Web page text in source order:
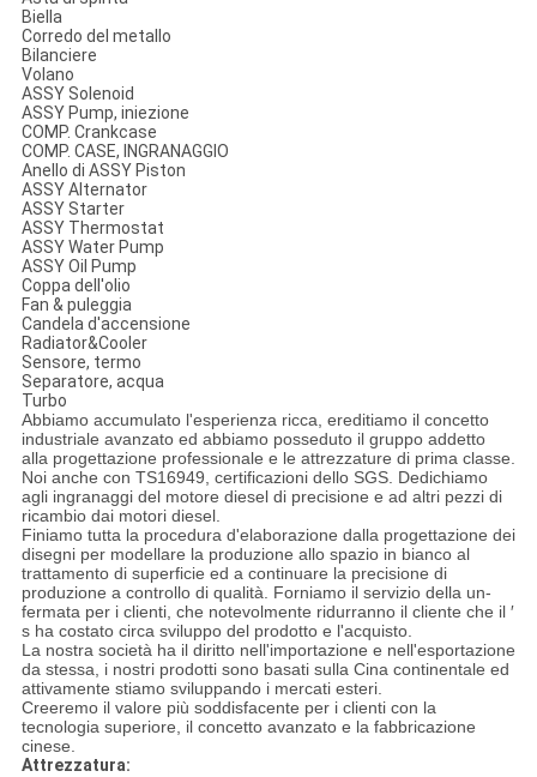
Biella
Corredo del metallo
Bilanciere
Volano
ASSY Solenoid
ASSY Pump, iniezione
COMP. Crankcase
COMP. CASE, INGRANAGGIO
Anello di ASSY Piston
ASSY Alternator
ASSY Starter
ASSY Thermostat
ASSY Water Pump
ASSY Oil Pump
Coppa dell'olio
Fan & puleggia
Candela d'accensione
Radiator&Cooler
Sensore, termo
Separatore, acqua
Turbo
Abbiamo accumulato l'esperienza ricca, ereditiamo il concetto
industriale avanzato ed abbiamo posseduto il gruppo addetto
alla progettazione professionale e le attrezzature di prima classe.
Noi anche con TS16949, certificazioni dello SGS. Dedichiamo
agli ingranaggi del motore diesel di precisione e ad altri pezzi di
ricambio dai motori diesel.
Finiamo tutta la procedura d'elaborazione dalla progettazione dei
disegni per modellare la produzione allo spazio in bianco al
trattamento di superficie ed a continuare la precisione di
produzione a controllo di qualità. Forniamo il servizio della un-
fermata per i clienti, che notevolmente ridurranno il cliente che il ′
s ha costato circa sviluppo del prodotto e l'acquisto.
La nostra società ha il diritto nell'importazione e nell'esportazione
da stessa, i nostri prodotti sono basati sulla Cina continentale ed
attivamente stiamo sviluppando i mercati esteri.
Creeremo il valore più soddisfacente per i clienti con la
tecnologia superiore, il concetto avanzato e la fabbricazione
cinese.
Attrezzatura: